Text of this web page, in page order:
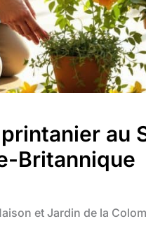
au
Britannique
et Jardin de la